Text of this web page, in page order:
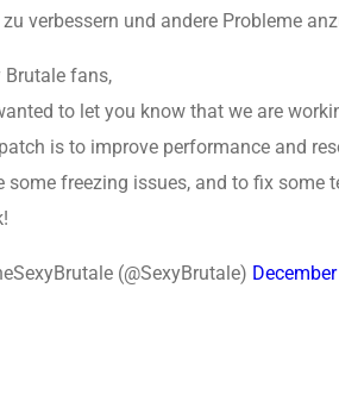
verbessern und andere Probleme
Brutale fans,
to let you know that we are
is to improve performance and
some freezing issues, and to fix some
(@SexyBrutale)